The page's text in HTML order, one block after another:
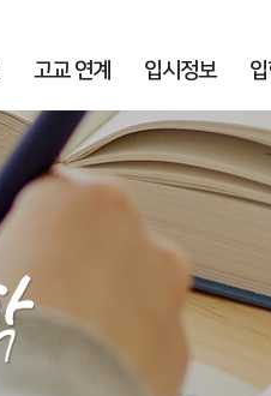
고교 연계 입시정보